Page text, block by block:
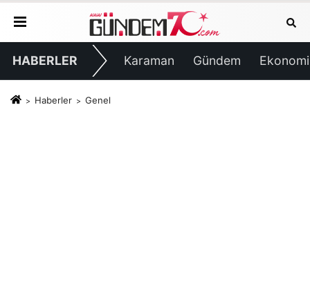
HABERLER Karaman Gündem Ekonomi
Haberler Genel